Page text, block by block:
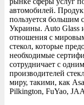
автомобилей.
пользуется большим
Украины. Auto Glass
отношения с
стекол, которые
необходимые
сотрудничает с
производителей
миру, такими, как
Pilkington, FuYao,